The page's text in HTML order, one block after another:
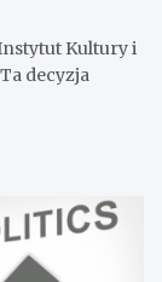
Kultury i
decyzja